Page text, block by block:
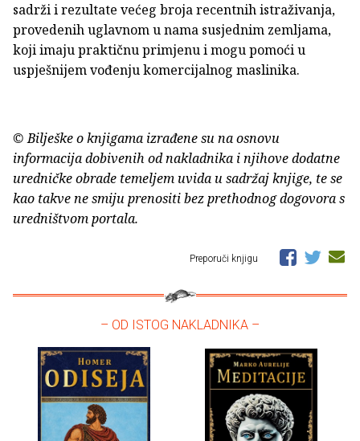
sadrži i rezultate većeg broja recentnih istraživanja,
provedenih uglavnom u nama susjednim zemljama,
koji imaju praktičnu primjenu i mogu pomoći u
uspješnijem vođenju komercijalnog maslinika.
© Bilješke o knjigama izrađene su na osnovu
informacija dobivenih od nakladnika i njihove dodatne
uredničke obrade temeljem uvida u sadržaj knjige, te se
kao takve ne smiju prenositi bez prethodnog dogovora s
uredništvom portala.
Preporuči knjigu
– OD ISTOG NAKLADNIKA –